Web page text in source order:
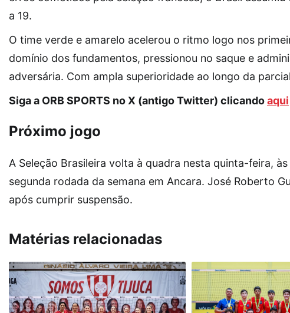
a 19.
O time verde e amarelo acelerou o ritmo logo nos
domínio dos fundamentos, pressionou no saque e
adversária. Com ampla superioridade ao longo da
Siga a ORB SPORTS no X (antigo Twitter) clicandoaqui
Próximo jogo
A Seleção Brasileira volta à quadra nesta quinta-feira,
segunda rodada da semana em Ancara. José Roberto
após cumprir suspensão.
Matérias relacionadas